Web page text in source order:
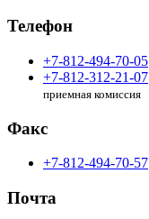
Телефон
+7-812-494-70-05
+7-812-312-21-07
приемная комиссия
Факс
+7-812-494-70-57
Почта